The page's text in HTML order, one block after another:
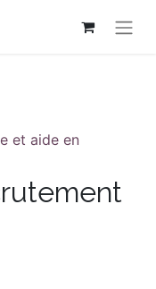
et aide en